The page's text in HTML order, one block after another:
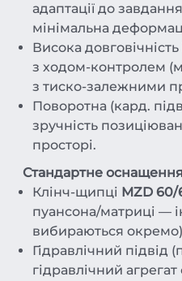
адаптації до
мінімальна
Висока
з ходом-контролем
з тиско-залежними
Поворотна (кард.
зручність
просторі.
Стандартне оснащення
Клінч-щипці MZD 60/
пуансона/матриці —
вибираються
Гідравлічний підвід
гідравлічний агрегат